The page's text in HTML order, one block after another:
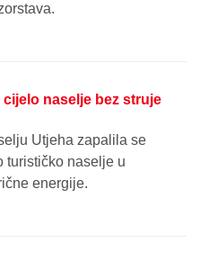
naselje bez struje
Utjeha zapalila se
turističko naselje u
energije.